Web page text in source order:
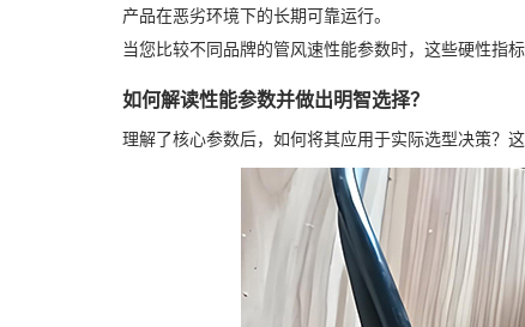
产品在恶劣环境下的长期可靠运行。
当您比较不同品牌的管风速性能参数时，这些硬性指
如何解读性能参数并做出明智选择？
理解了核心参数后，如何将其应用于实际选型决策？这